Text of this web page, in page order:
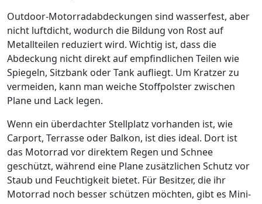
Outdoor-Motorradabdeckungen sind wasserfest, aber
nicht luftdicht, wodurch die Bildung von Rost auf
Metallteilen reduziert wird. Wichtig ist, dass die
Abdeckung nicht direkt auf empfindlichen Teilen wie
Spiegeln, Sitzbank oder Tank aufliegt. Um Kratzer zu
vermeiden, kann man weiche Stoffpolster zwischen
Plane und Lack legen.
Wenn ein überdachter Stellplatz vorhanden ist, wie
Carport, Terrasse oder Balkon, ist dies ideal. Dort ist
das Motorrad vor direktem Regen und Schnee
geschützt, während eine Plane zusätzlichen Schutz vor
Staub und Feuchtigkeit bietet. Für Besitzer, die ihr
Motorrad noch besser schützen möchten, gibt es Mini-